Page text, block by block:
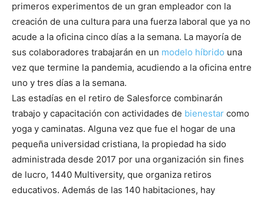
primeros experimentos de un gran empleador con la
creación de una cultura para una fuerza laboral que ya no
acude a la oficina cinco días a la semana. La mayoría de
sus colaboradores trabajarán en un modelo híbrido una
vez que termine la pandemia, acudiendo a la oficina entre
uno y tres días a la semana.
Las estadías en el retiro de Salesforce combinarán
trabajo y capacitación con actividades de bienestar como
yoga y caminatas. Alguna vez que fue el hogar de una
pequeña universidad cristiana, la propiedad ha sido
administrada desde 2017 por una organización sin fines
de lucro, 1440 Multiversity, que organiza retiros
educativos. Además de las 140 habitaciones, hay